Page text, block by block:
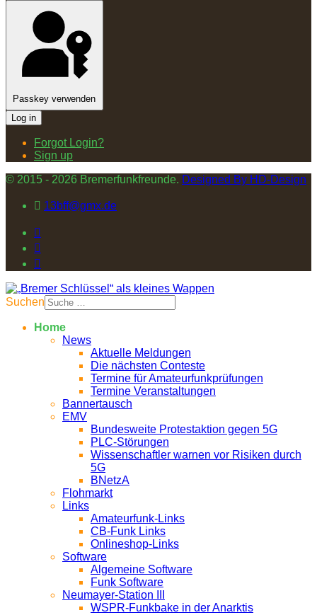
Passkey verwenden
Log in
Forgot Login?
Sign up
© 2015 - 2026 Bremerfunkfreunde. Designed By HD-Design
13bff@gmx.de
Suchen
Home
News
Aktuelle Meldungen
Die nächsten Conteste
Termine für Amateurfunkprüfungen
Termine Veranstaltungen
Bannertausch
EMV
Bundesweite Protestaktion gegen 5G
PLC-Störungen
Wissenschaftler warnen vor Risiken durch
5G
BNetzA
Flohmarkt
Links
Amateurfunk-Links
CB-Funk Links
Onlineshop-Links
Software
Algemeine Software
Funk Software
Neumayer-Station III
WSPR-Funkbake in der Anarktis